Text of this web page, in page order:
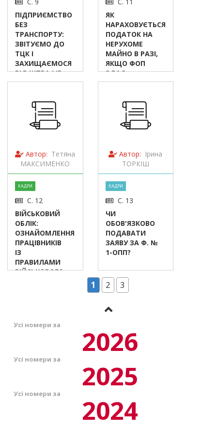
1 2 3
С. 9
ПІДПРИЄМСТВО
БЕЗ
ТРАНСПОРТУ:
ЗВІТУЄМО ДО
ТЦК І
ЗАХИЩАЄМОСЯ
ВІД ШТРАФІВ
С. 11
ЯК
НАРАХОВУЄТЬСЯ
ПОДАТОК НА
НЕРУХОМЕ
МАЙНО В РАЗІ,
ЯКЩО ФОП
ЗДАЄ
КВАРТИРУ В
Автор: Тетяна
МАКСИМЕНКО
КАДРИ
С. 12
ВІЙСЬКОВИЙ
ОБЛІК:
ОЗНАЙОМЛЕННЯ
ПРАЦІВНИКІВ
ІЗ
ПРАВИЛАМИ
ВІЙСЬКОВОГО
Автор: Ірина
ТОРКІШ
КАДРИ
С. 13
ЧИ
ОБОВ'ЯЗКОВО
ПОДАВАТИ
ЗАЯВУ ЗА Ф. №
1-ОПП?
Усі номери за 2026
Усі номери за 2025
Усі номери за 2024